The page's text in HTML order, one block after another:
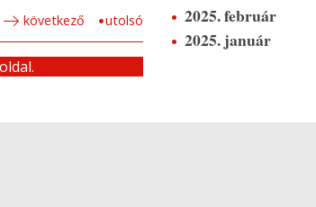
következő utolsó 2025. február
2025. január